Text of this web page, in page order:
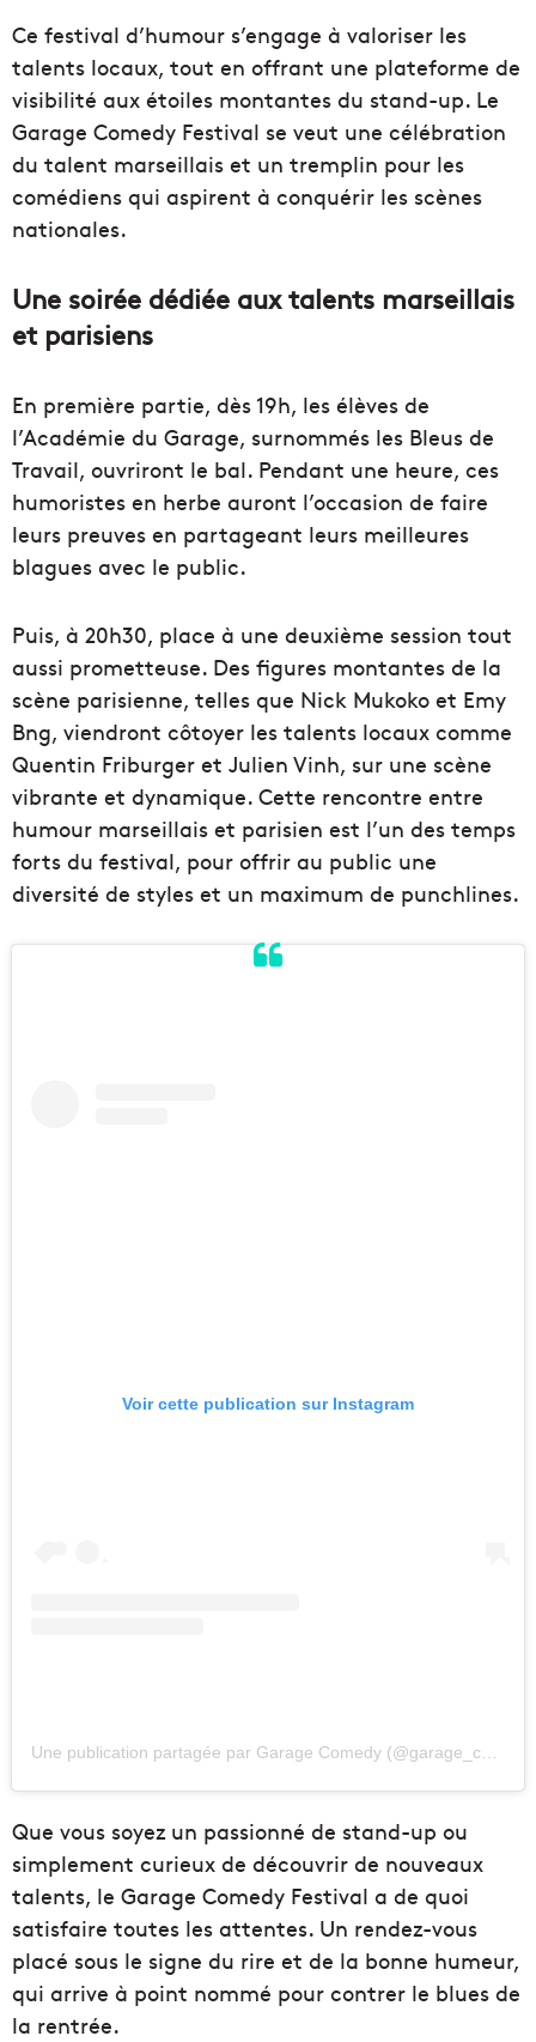
Ce festival d’humour s’engage à valoriser les
talents locaux, tout en offrant une plateforme de
visibilité aux étoiles montantes du stand-up. Le
Garage Comedy Festival se veut une célébration
du talent marseillais et un tremplin pour les
comédiens qui aspirent à conquérir les scènes
nationales.
Une soirée dédiée aux talents marseillais
et parisiens
En première partie, dès 19h, les élèves de
l’Académie du Garage, surnommés les Bleus de
Travail, ouvriront le bal. Pendant une heure, ces
humoristes en herbe auront l’occasion de faire
leurs preuves en partageant leurs meilleures
blagues avec le public.
Puis, à 20h30, place à une deuxième session tout
aussi prometteuse. Des figures montantes de la
scène parisienne, telles que Nick Mukoko et Emy
Bng, viendront côtoyer les talents locaux comme
Quentin Friburger et Julien Vinh, sur une scène
vibrante et dynamique. Cette rencontre entre
humour marseillais et parisien est l’un des temps
forts du festival, pour offrir au public une
diversité de styles et un maximum de punchlines.
Voir cette publication sur Instagram
Que vous soyez un passionné de stand-up ou
simplement curieux de découvrir de nouveaux
talents, le Garage Comedy Festival a de quoi
satisfaire toutes les attentes. Un rendez-vous
placé sous le signe du rire et de la bonne humeur,
qui arrive à point nommé pour contrer le blues de
la rentrée.